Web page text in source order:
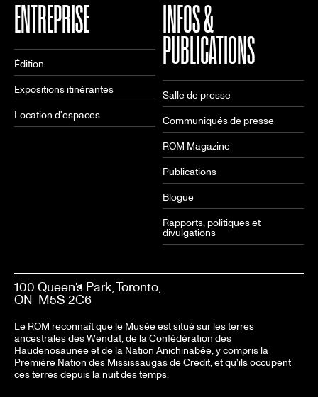
ENTREPRISE
Édition
Expositions itinérantes
Location d'espaces
INFOS &
PUBLICATIONS
Salle de presse
Communiqués de presse
ROM Magazine
Publications
Blogue
Rapports, politiques et
divulgations
100 Queen’s Park, Toronto,
ON M5S 2C6
Le ROM reconnaît que le Musée est situé sur les terres
ancestrales des Wendat, de la Confédération des
Haudenosaunee et de la Nation Anichinabée, y compris la
Première Nation des Mississaugas de Credit, et qu’ils occupent
ces terres depuis la nuit des temps.